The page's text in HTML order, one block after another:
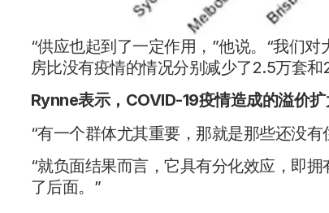
“供应也起到了一定作用，”他说。“我们
房比没有疫情的情况分别减少了2.5万套和
Rynne表示，COVID-19疫情造成的溢价
“有一个群体尤其重要，那就是那些还没有
“就负面结果而言，它具有分化效应，即
了后面。”